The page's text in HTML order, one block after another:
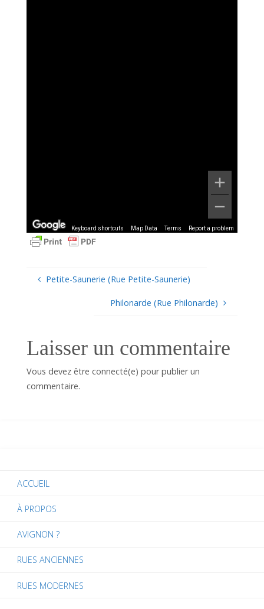
Keyboard shortcuts Map Data Terms Report a problem
Petite-Saunerie (Rue Petite-Saunerie)
Philonarde (Rue Philonarde)
Laisser un commentaire
Vous devez être connecté(e) pour publier un
commentaire.
ACCUEIL
À PROPOS
AVIGNON ?
RUES ANCIENNES
RUES MODERNES